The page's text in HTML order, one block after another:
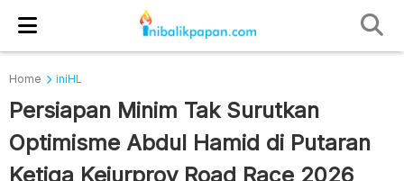
Home iniHL
Persiapan Minim Tak Surutkan
Optimisme Abdul Hamid di Putaran
Ketiga Kejurprov Road Race 2026